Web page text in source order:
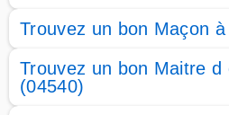
Trouvez un bon Maçon
Trouvez un bon Maitre d
(04540)